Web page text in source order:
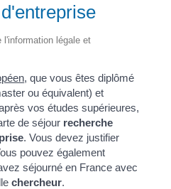
l'information légale et
, que vous êtes diplômé
ou équivalent) et
vos études supérieures,
de séjour recherche
. Vous devez justifier
pouvez également
séjourné en France avec
chercheur.